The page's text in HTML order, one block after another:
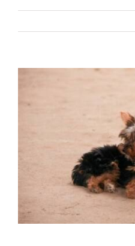
Image